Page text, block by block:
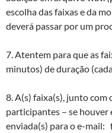
escolha das faixas e da
deverá passar por um
7. Atentem para que as
minutos) de duração
8. A(s) faixa(s), junto com
participantes – se houver
enviada(s) para o e-mail: